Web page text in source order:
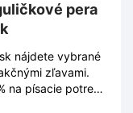
pera
nájdete vybrané
zľavami.
na písacie potreby
za skvelú cenu.